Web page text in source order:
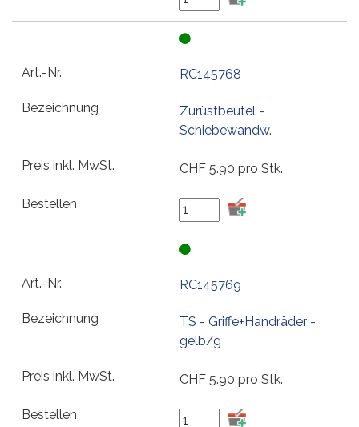
RC145768
Zurüstbeutel -
Schiebewandw.
CHF 5.90 pro Stk.
RC145769
TS - Griffe+Handräder -
gelb/g
CHF 5.90 pro Stk.